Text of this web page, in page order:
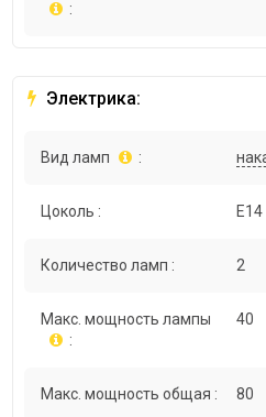
:
Электрика:
Вид ламп :
Цоколь : E14
Количество ламп : 2
Макс. мощность лампы
:
40
Макс. мощность общая : 80